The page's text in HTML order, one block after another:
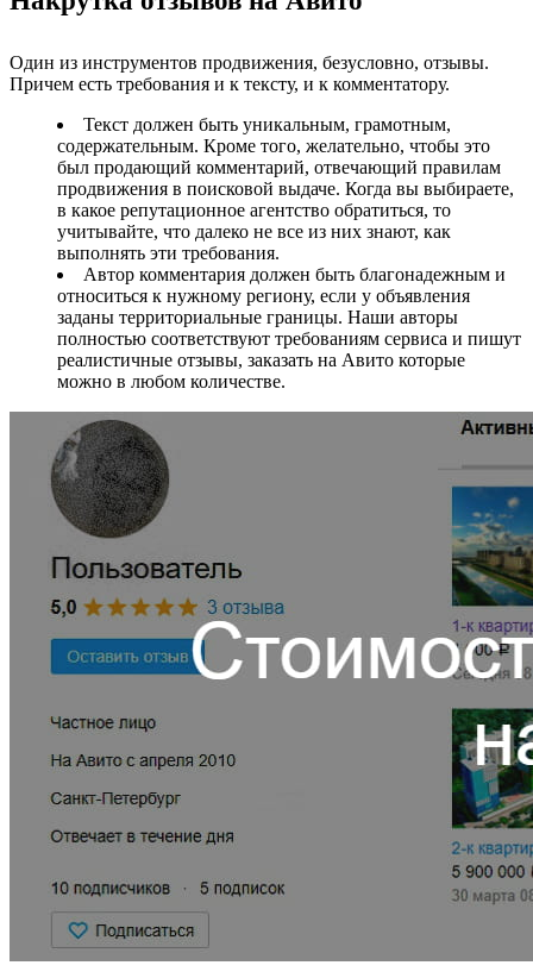
Один из инструментов продвижения, безусловно, отзывы.
Причем есть требования и к тексту, и к комментатору.
Текст должен быть уникальным, грамотным,
содержательным. Кроме того, желательно, чтобы это
был продающий комментарий, отвечающий правилам
продвижения в поисковой выдаче. Когда вы выбираете,
в какое репутационное агентство обратиться, то
учитывайте, что далеко не все из них знают, как
выполнять эти требования.
Автор комментария должен быть благонадежным и
относиться к нужному региону, если у объявления
заданы территориальные границы. Наши авторы
полностью соответствуют требованиям сервиса и пишут
реалистичные отзывы, заказать на Авито которые
можно в любом количестве.